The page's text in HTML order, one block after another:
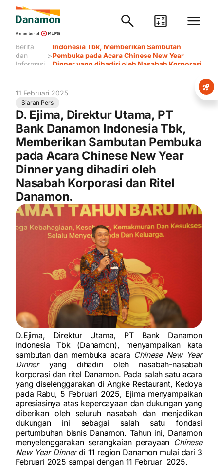
Berita
dan
Informasi
>
D. Ejima, Direktur Utama, PT Bank Danamon
Indonesia Tbk, Memberikan Sambutan
Pembuka pada Acara Chinese New Year
Dinner yang dihadiri oleh Nasabah Korporasi
11 Februari 2025
Siaran Pers
D. Ejima, Direktur Utama, PT
Bank Danamon Indonesia Tbk,
Memberikan Sambutan Pembuka
pada Acara Chinese New Year
Dinner yang dihadiri oleh
Nasabah Korporasi dan Ritel
Danamon.
D.Ejima, Direktur Utama, PT Bank Danamon
Indonesia Tbk (Danamon), menyampaikan kata
sambutan dan membuka acara Chinese New Year
Dinneryang dihadiri oleh nasabah-nasabah
korporasi dan ritel Danamon. Pada salah satu acara
yang diselenggarakan di Angke Restaurant, Kedoya
pada Rabu, 5 Februari 2025, Ejima menyampaikan
apresiasinya atas kepercayaan dan dukungan yang
diberikan oleh seluruh nasabah dan menjadikan
dukungan ini sebagai salah satu fondasi
pertumbuhan bisnis Danamon. Tahun ini, Danamon
menyelenggarakan serangkaian perayaan Chinese
New Year Dinnerdi 11 region Danamon mulai dari 3
Februari 2025 sampai dengan 11 Februari 2025.